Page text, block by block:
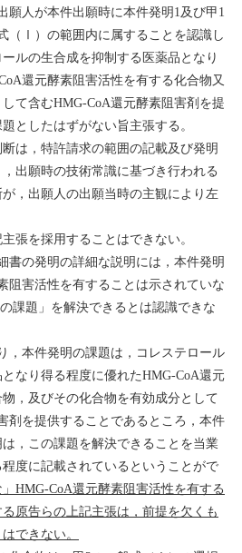
願人が本件出願時に本件発明 1 及び甲 1
（
）の範囲内に属することを認識し
ルの生合成を抑制する医薬品となり
還元酵素阻害活性を有する化合物又
て含むHMG-CoA還元酵素阻害剤を提
としたはずがない旨主張する。
は，特許請求の範囲の記載及び発明
出願時の技術常識に基づき行われる
，出願人の出願当時の主観により左
張を採用することはできない。
書の発明の詳細な説明には，本件発明
阻害活性を有することは示されていな
課題」を解決できるとは認識できな
，本件発明の課題は，コレステロール
なり得る程度に優れたHMG-CoA還元
，及びその化合物を有効成分として
剤を提供することであるところ，本件
，この課題を解決できることを当業
度に記載されているということがで
HMG-CoA還元酵素阻害活性を有する
原告らの上記主張は，前提を欠くも
できない。